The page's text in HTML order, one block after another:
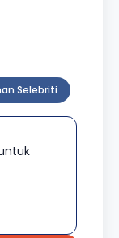
Selebriti